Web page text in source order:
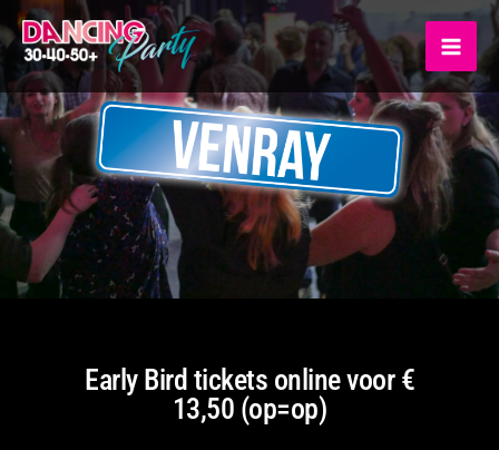
Ga
naar
inhoud
Early Bird tickets online voor €
13,50 (op=op)